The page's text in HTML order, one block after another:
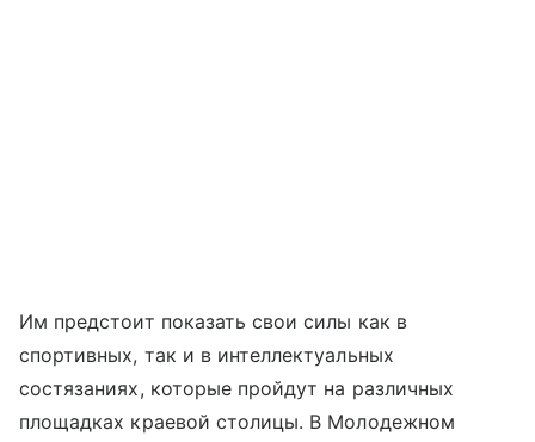
Им предстоит показать свои силы как в
спортивных, так и в интеллектуальных
состязаниях, которые пройдут на различных
площадках краевой столицы. В Молодежном